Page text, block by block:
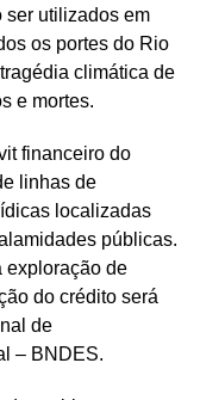
ser utilizados em
os portes do Rio
climática de
e mortes.
financeiro do
linhas de
localizadas
públicas.
exploração de
do crédito será
de
– BNDES.